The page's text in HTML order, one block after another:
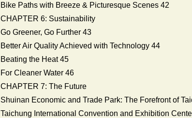
Bike Paths with Breeze & Picturesque Scenes 42
CHAPTER 6: Sustainability
Go Greener, Go Further 43
Better Air Quality Achieved with Technology 44
Beating the Heat 45
For Cleaner Water 46
CHAPTER 7: The Future
Shuinan Economic and Trade Park: The Forefront of
Taichung International Convention and Exhibition